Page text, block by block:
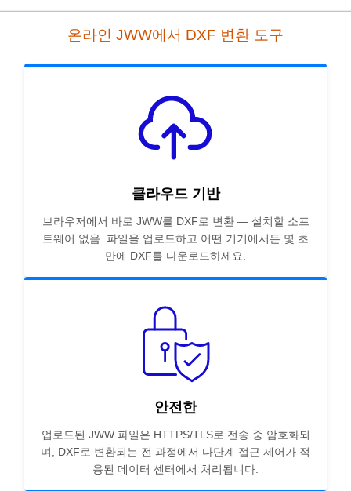
온라인 JWW에서 DXF 변환 도구
클라우드 기반
브라우저에서 바로 JWW를 DXF로 변환 — 설치할 소프
트웨어 없음. 파일을 업로드하고 어떤 기기에서든 몇 초
만에 DXF를 다운로드하세요.
안전한
업로드된 JWW 파일은 HTTPS/TLS로 전송 중 암호화되
며, DXF로 변환되는 전 과정에서 다단계 접근 제어가 적
용된 데이터 센터에서 처리됩니다.